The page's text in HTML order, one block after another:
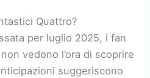
Quattro?
per luglio 2025, i fan
non vedono l’ora di scoprire
suggeriscono